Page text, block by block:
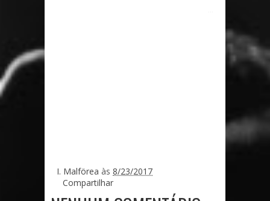
I. Malförea às 8/23/2017
Compartilhar